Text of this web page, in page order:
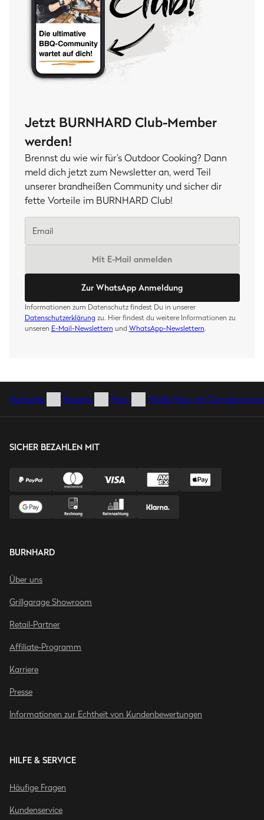
Jetzt BURNHARD Club-Member
werden!
Brennst du wie wir für’s Outdoor Cooking? Dann
meld dich jetzt zum Newsletter an, werd Teil
unserer brandheißen Community und sicher dir
fette Vorteile im BURNHARD Club!
Mit E-Mail anmelden
Zur WhatsApp Anmeldung
Informationen zum Datenschutz findest Du in unserer
Datenschutzerklärung zu. Hier findest du weitere Informationen zu
unseren E-Mail-Newslettern und WhatsApp-Newslettern.
Startseite Rezepte Pizza Weiße Pizza mit
SICHER BEZAHLEN MIT
BURNHARD
Über uns
Grillgarage Showroom
Retail-Partner
Affiliate-Programm
Karriere
Presse
Informationen zur Echtheit von Kundenbewertungen
HILFE & SERVICE
Häufige Fragen
Kundenservice